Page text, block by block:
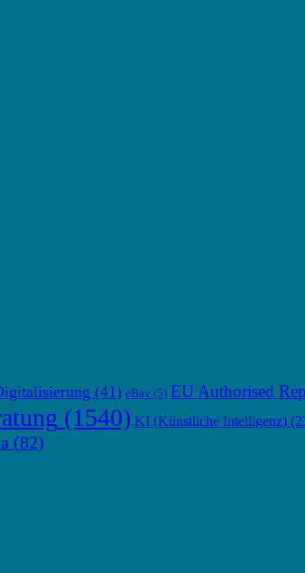
(41) eBay (5) EU Authorised
(1540) KI (Künstliche Intelligenz)
(82)